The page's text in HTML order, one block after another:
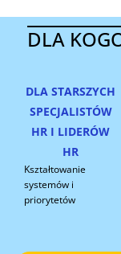
DLA
DLA STARSZYCH
SPECJALISTÓW
HR I LIDERÓW
HR
Kształtowanie
systemów i
priorytetów